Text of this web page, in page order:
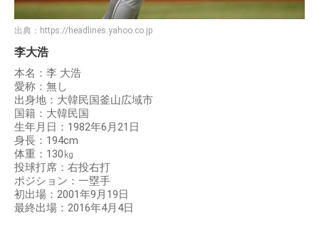
出典： https://headlines.yahoo.co.jp
李大浩
本名：李 大浩
愛称：無し
出身地：大韓民国釜山広域市
国籍：大韓民国
生年月日：1982年6月21日
身長：194cm
体重：130㎏
投球打席：右投右打
ポジション：一塁手
初出場：2001年9月19日
最終出場：2016年4月4日